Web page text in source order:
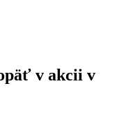
v akcii v